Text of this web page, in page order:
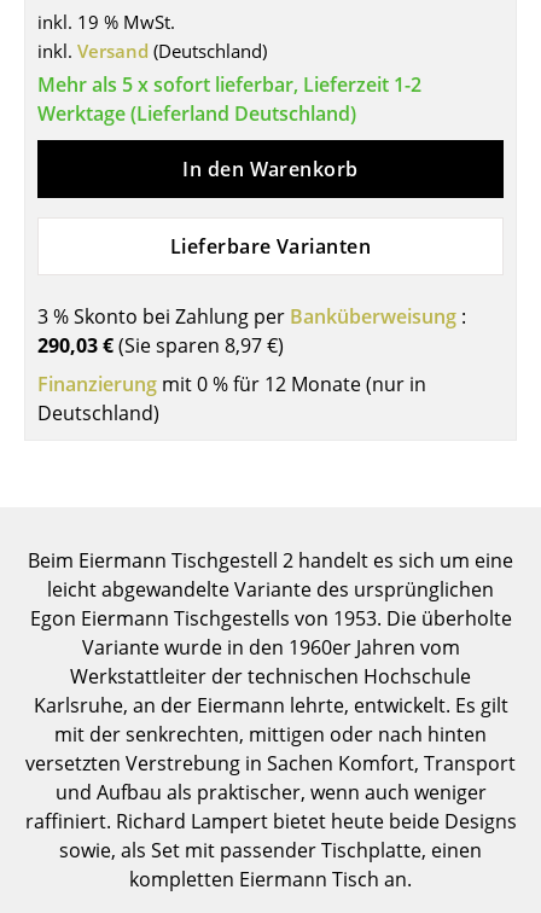
Konferenztische
Stehtische & Stehpulte
Kindertische
Servierwagen
... alle Tische
Regale & Schränke
Sideboards & Kommoden
TV Möbel
Beistell- & Rollcontainer
Barmöbel
Garderoben
Kleinaufbewahrung
Einzelteile
... alle Aufbewahrungsmöbel
inkl. 19 % MwSt.
inkl. Versand (Deutschland)
Mehr als 5 x sofort lieferbar, Lieferzeit 1-2
Werktage (Lieferland Deutschland)
In den Warenkorb
Lieferbare Varianten
3 % Skonto bei Zahlung per Banküberweisung :
290,03 €(Sie sparen 8,97 €)
Finanzierung mit 0 % für 12 Monate (nur in
Deutschland)
Beim Eiermann Tischgestell 2 handelt es sich um eine
leicht abgewandelte Variante des ursprünglichen
Egon Eiermann Tischgestells von 1953. Die überholte
Variante wurde in den 1960er Jahren vom
Werkstattleiter der technischen Hochschule
Karlsruhe, an der Eiermann lehrte, entwickelt. Es gilt
mit der senkrechten, mittigen oder nach hinten
versetzten Verstrebung in Sachen Komfort, Transport
und Aufbau als praktischer, wenn auch weniger
raffiniert. Richard Lampert bietet heute beide Designs
sowie, als Set mit passender Tischplatte, einen
kompletten Eiermann Tisch an.